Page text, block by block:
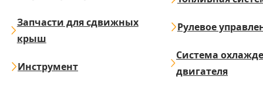
Запчасти для сдвижных
крыш
Инструмент
Рулевое
Система
двигателя